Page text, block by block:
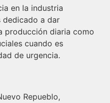
en la industria
dedicado a dar
producción diaria como
cuando es
de urgencia.
Repueblo,